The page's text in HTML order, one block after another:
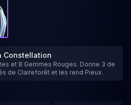
Constellation
et 8 Gemmes Rouges. Donne 3 de
de Claireforêt et les rend Pieux.